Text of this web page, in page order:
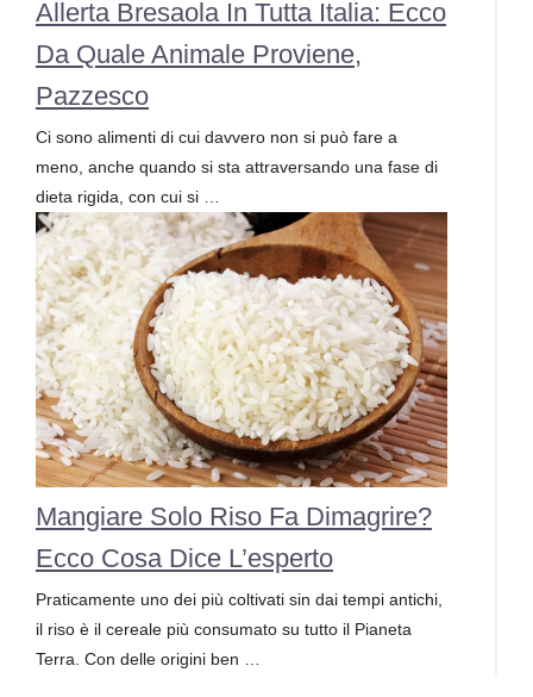
Allerta Bresaola In Tutta Italia: Ecco
Da Quale Animale Proviene,
Pazzesco
Ci sono alimenti di cui davvero non si può fare a
meno, anche quando si sta attraversando una fase di
dieta rigida, con cui si …
Mangiare Solo Riso Fa Dimagrire?
Ecco Cosa Dice L’esperto
Praticamente uno dei più coltivati sin dai tempi antichi,
il riso è il cereale più consumato su tutto il Pianeta
Terra. Con delle origini ben …